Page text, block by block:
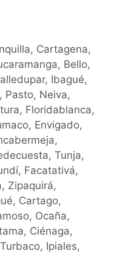
Cartagena,
Bello,
Ibagué,
Pasto, Neiva,
Floridablanca,
Envigado,
Tunja,
Facatativá,
Zipaquirá,
Cartago,
Ocaña,
Ciénaga,
Ipiales,